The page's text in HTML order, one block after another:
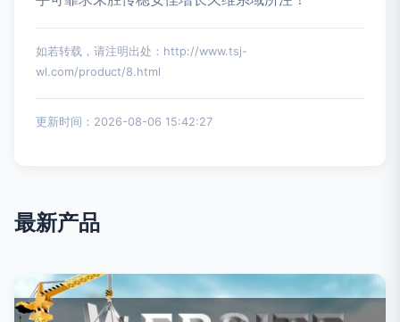
如若转载，请注明出处：http://www.tsj-
wl.com/product/8.html
更新时间：2026-08-06 15:42:27
最新产品